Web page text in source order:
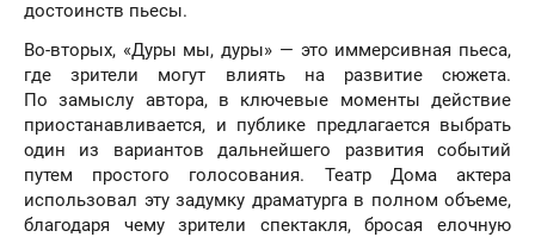
достоинств пьесы.
Во-вторых, «Дуры мы, дуры» — это иммерсивная пьеса,
где зрители могут влиять на развитие сюжета.
По замыслу автора, в ключевые моменты действие
приостанавливается, и публике предлагается выбрать
один из вариантов дальнейшего развития событий
путем простого голосования. Театр Дома актера
использовал эту задумку драматурга в полном объеме,
благодаря чему зрители спектакля, бросая елочную